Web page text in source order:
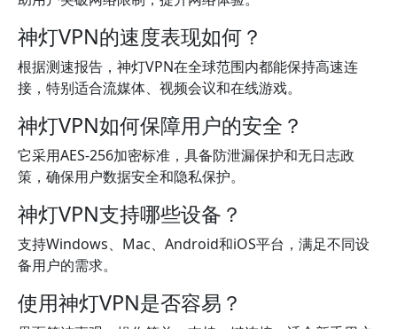
神灯VPN的速度表现如何？
根据测速报告，神灯VPN在全球范围内都能保持高速连
接，特别适合流媒体、视频会议和在线游戏。
神灯VPN如何保障用户的安全？
它采用AES-256加密标准，具备防泄漏保护和无日志政
策，确保用户数据安全和隐私保护。
神灯VPN支持哪些设备？
支持Windows、Mac、Android和iOS平台，满足不同设
备用户的需求。
使用神灯VPN是否容易？